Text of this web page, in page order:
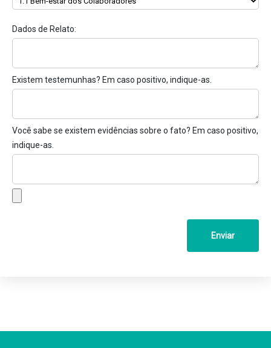
Dados de Relato:
Existem testemunhas? Em caso positivo, indique-as.
Você sabe se existem evidências sobre o fato? Em caso positivo,
indique-as.